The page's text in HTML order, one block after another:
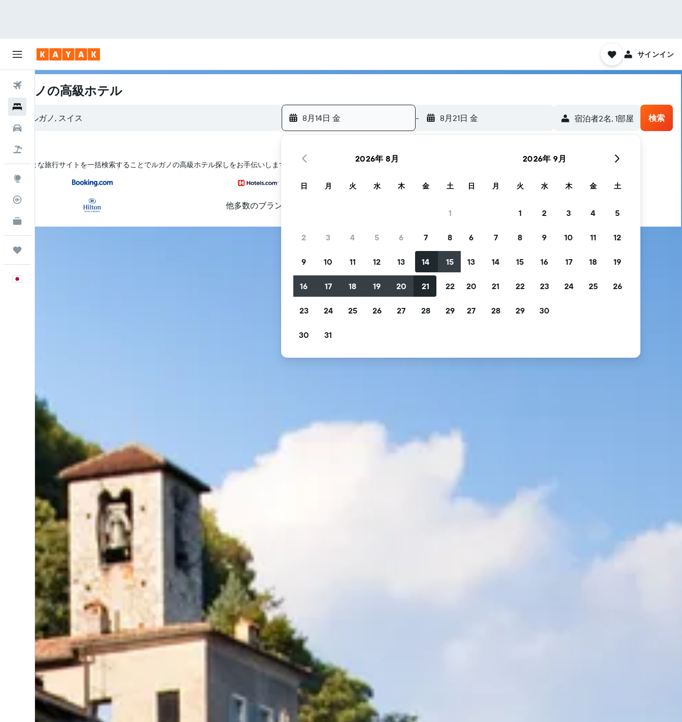
サインイン
航空券
フライトトラッカー
ルガノの高級ホテル
ルガノ, スイス 8月14日 金 - 8月21日 金 宿泊者2名, 1​部屋 検索
さまざまな旅行サイトを一括検索することでルガノの高級ホテル探しをお手伝いします
他多数のブランド
2026年 8月
日 月 火 水 木 金 土
1
2 3 4 5 6 7 8
9 10 11 12 13 14 15
16 17 18 19 20 21 22
23 24 25 26 27 28 29
30 31
2026年 9月
日 月 火 水 木 金 土
1 2 3 4 5
6 7 8 9 10 11 12
13 14 15 16 17 18 19
20 21 22 23 24 25 26
27 28 29 30